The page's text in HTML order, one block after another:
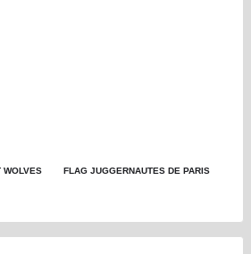
WOLVES FLAG JUGGERNAUTES DE PARIS